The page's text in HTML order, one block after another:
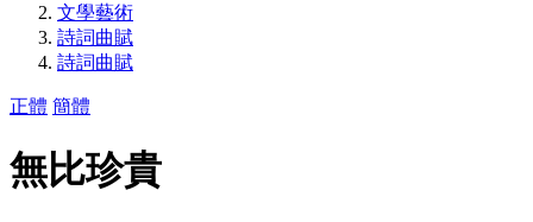
文學藝術
詩詞曲賦
詩詞曲賦
正體 簡體
無比珍貴